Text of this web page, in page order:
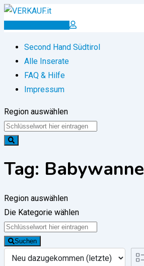
Zum
Inserat erstellen
Second Hand Südtirol
Alle Inserate
FAQ & Hilfe
Impressum
Region auswählen
Tag: Babywanne
Region auswählen
Die Kategorie wählen
Suchen